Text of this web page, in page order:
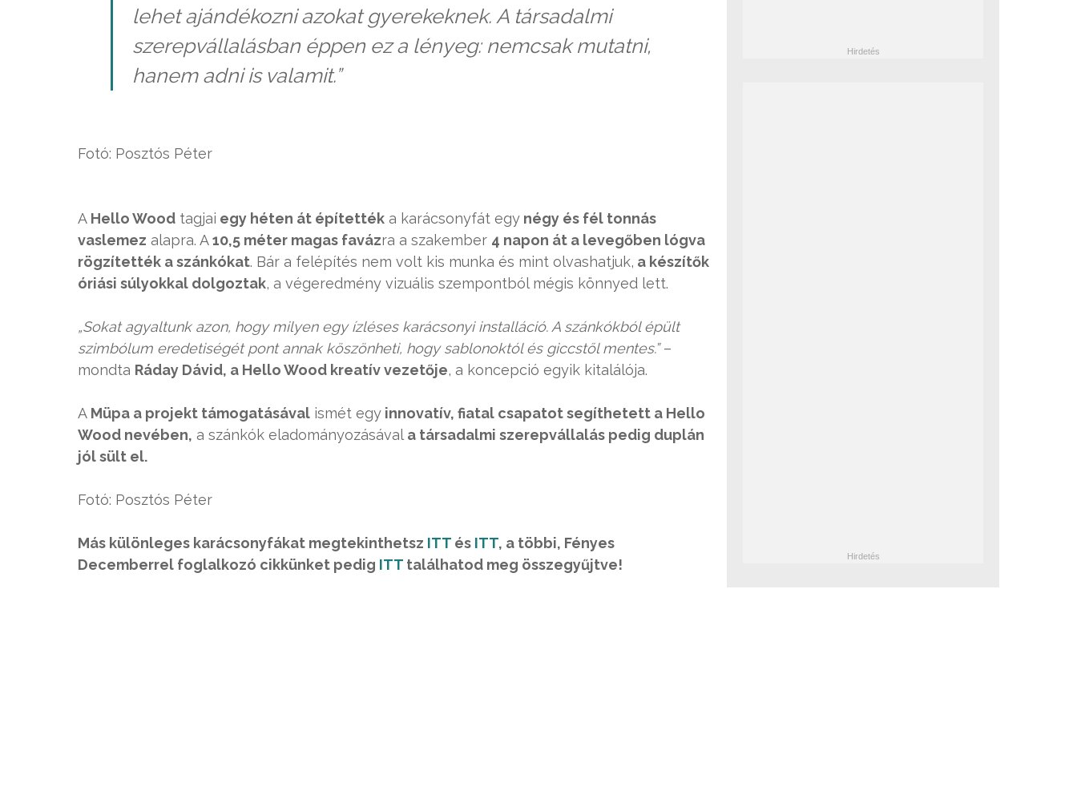
lehet ajándékozni azokat gyerekeknek. A társadalmi
szerepvállalásban éppen ez a lényeg: nemcsak mutatni,
hanem adni is valamit.”
Fotó: Posztós Péter
A Hello Wood tagjai egy héten át építették a karácsonyfát egy négy és fél tonnás
vaslemez alapra. A10,5 méter magas favázra a szakember 4 napon át a levegőben lógva
rögzítették a szánkókat. Bár a felépítés nem volt kis munka és mint olvashatjuk, a készítők
óriási súlyokkal dolgoztak, a végeredmény vizuális szempontból mégis könnyed lett.
„Sokat agyaltunk azon, hogy milyen egy ízléses karácsonyi installáció. A szánkókból épült
szimbólum eredetiségét pont annak köszönheti, hogy sablonoktól és giccstől mentes.”–
mondta Ráday Dávid, a Hello Wood kreatív vezetője, a koncepció egyik kitalálója.
A Müpa a projekt támogatásával ismét egy innovatív, fiatal csapatot segíthetett a Hello
Wood nevében, a szánkók eladományozásával a társadalmi szerepvállalás pedig duplán
jól sült el.
Fotó: Posztós Péter
Más különleges karácsonyfákat megtekinthetsz ITT és ITT, a többi, Fényes
Decemberrel foglalkozó cikkünket pedig ITT találhatod meg összegyűjtve!